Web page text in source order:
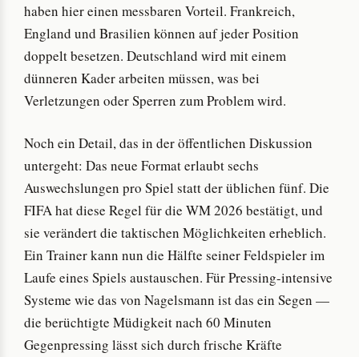
haben hier einen messbaren Vorteil. Frankreich,
England und Brasilien können auf jeder Position
doppelt besetzen. Deutschland wird mit einem
dünneren Kader arbeiten müssen, was bei
Verletzungen oder Sperren zum Problem wird.
Noch ein Detail, das in der öffentlichen Diskussion
untergeht: Das neue Format erlaubt sechs
Auswechslungen pro Spiel statt der üblichen fünf. Die
FIFA hat diese Regel für die WM 2026 bestätigt, und
sie verändert die taktischen Möglichkeiten erheblich.
Ein Trainer kann nun die Hälfte seiner Feldspieler im
Laufe eines Spiels austauschen. Für Pressing-intensive
Systeme wie das von Nagelsmann ist das ein Segen —
die berüchtigte Müdigkeit nach 60 Minuten
Gegenpressing lässt sich durch frische Kräfte